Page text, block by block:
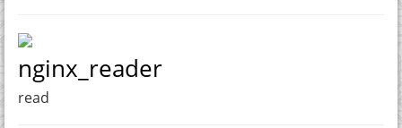
nginx_reader
read